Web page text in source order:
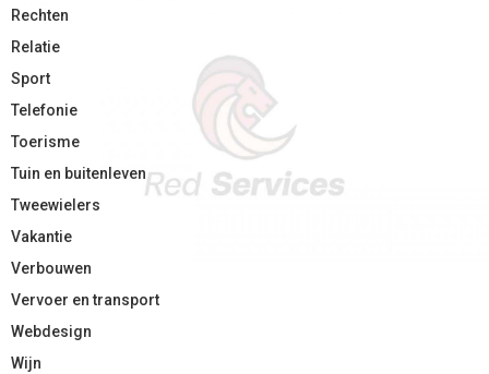
Rechten
Relatie
Sport
Telefonie
Toerisme
Tuin en buitenleven
Tweewielers
Vakantie
Verbouwen
Vervoer en transport
Webdesign
Wijn